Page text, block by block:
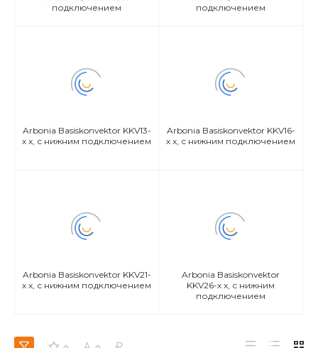
подключением
подключением
Arbonia Basiskonvektor KKV13-
х x, с нижним подключением
Arbonia Basiskonvektor KKV16-
х x, с нижним подключением
Arbonia Basiskonvektor KKV21-
х x, с нижним подключением
Arbonia Basiskonvektor
KKV26-х x, с нижним
подключением